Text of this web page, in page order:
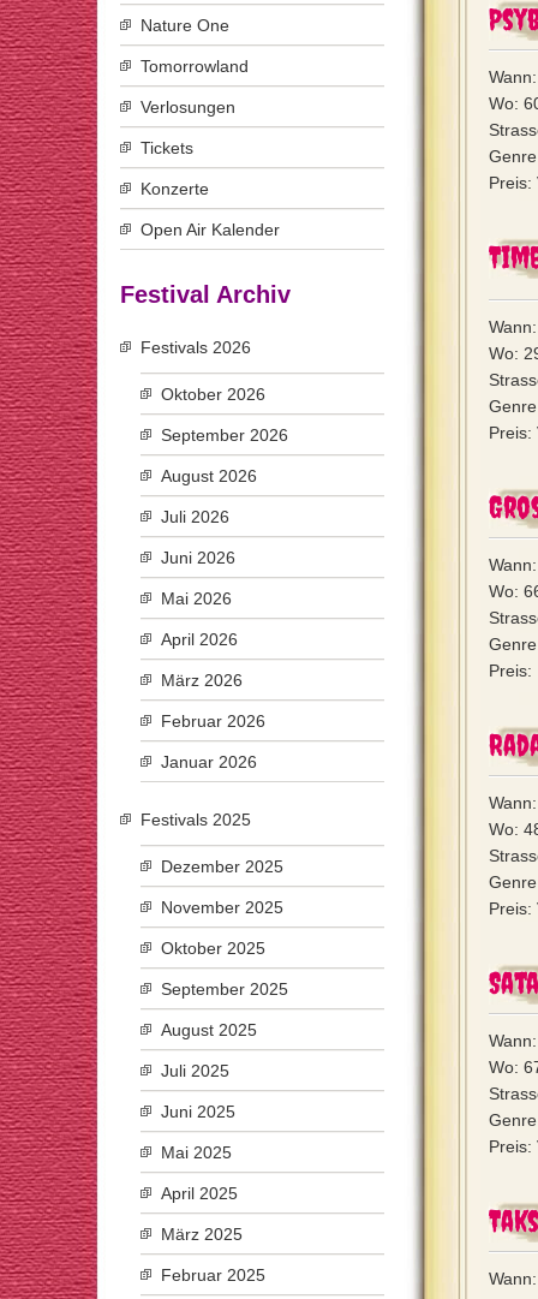
Wo:
Preis:
Wo:
Preis:
Wo:
Preis:
Wo:
Preis:
Wo:
Preis:
Nature One
Tomorrowland
Verlosungen
Tickets
Konzerte
Open Air Kalender
Festival Archiv
Festivals 2026
Oktober 2026
September 2026
August 2026
Juli 2026
Juni 2026
Mai 2026
April 2026
März 2026
Februar 2026
Januar 2026
Festivals 2025
Dezember 2025
November 2025
Oktober 2025
September 2025
August 2025
Juli 2025
Juni 2025
Mai 2025
April 2025
März 2025
Februar 2025